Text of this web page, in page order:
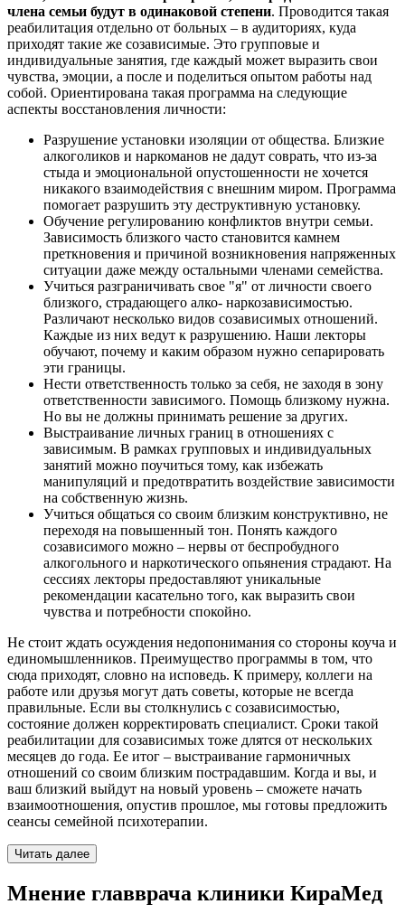
члена семьи будут в одинаковой степени. Проводится такая
реабилитация отдельно от больных – в аудиториях, куда
приходят такие же созависимые. Это групповые и
индивидуальные занятия, где каждый может выразить свои
чувства, эмоции, а после и поделиться опытом работы над
собой. Ориентирована такая программа на следующие
аспекты восстановления личности:
Разрушение установки изоляции от общества. Близкие
алкоголиков и наркоманов не дадут соврать, что из-за
стыда и эмоциональной опустошенности не хочется
никакого взаимодействия с внешним миром. Программа
помогает разрушить эту деструктивную установку.
Обучение регулированию конфликтов внутри семьи.
Зависимость близкого часто становится камнем
преткновения и причиной возникновения напряженных
ситуации даже между остальными членами семейства.
Учиться разграничивать свое "я" от личности своего
близкого, страдающего алко- наркозависимостью.
Различают несколько видов созависимых отношений.
Каждые из них ведут к разрушению. Наши лекторы
обучают, почему и каким образом нужно сепарировать
эти границы.
Нести ответственность только за себя, не заходя в зону
ответственности зависимого. Помощь близкому нужна.
Но вы не должны принимать решение за других.
Выстраивание личных границ в отношениях с
зависимым. В рамках групповых и индивидуальных
занятий можно поучиться тому, как избежать
манипуляций и предотвратить воздействие зависимости
на собственную жизнь.
Учиться общаться со своим близким конструктивно, не
переходя на повышенный тон. Понять каждого
созависимого можно – нервы от беспробудного
алкогольного и наркотического опьянения страдают. На
сессиях лекторы предоставляют уникальные
рекомендации касательно того, как выразить свои
чувства и потребности спокойно.
Не стоит ждать осуждения недопонимания со стороны коуча и
единомышленников. Преимущество программы в том, что
сюда приходят, словно на исповедь. К примеру, коллеги на
работе или друзья могут дать советы, которые не всегда
правильные. Если вы столкнулись с созависимостью,
состояние должен корректировать специалист. Сроки такой
реабилитации для созависимых тоже длятся от нескольких
месяцев до года. Ее итог – выстраивание гармоничных
отношений со своим близким пострадавшим. Когда и вы, и
ваш близкий выйдут на новый уровень – сможете начать
взаимоотношения, опустив прошлое, мы готовы предложить
сеансы семейной психотерапии.
Читать далее
Мнение главврача клиники КираМед